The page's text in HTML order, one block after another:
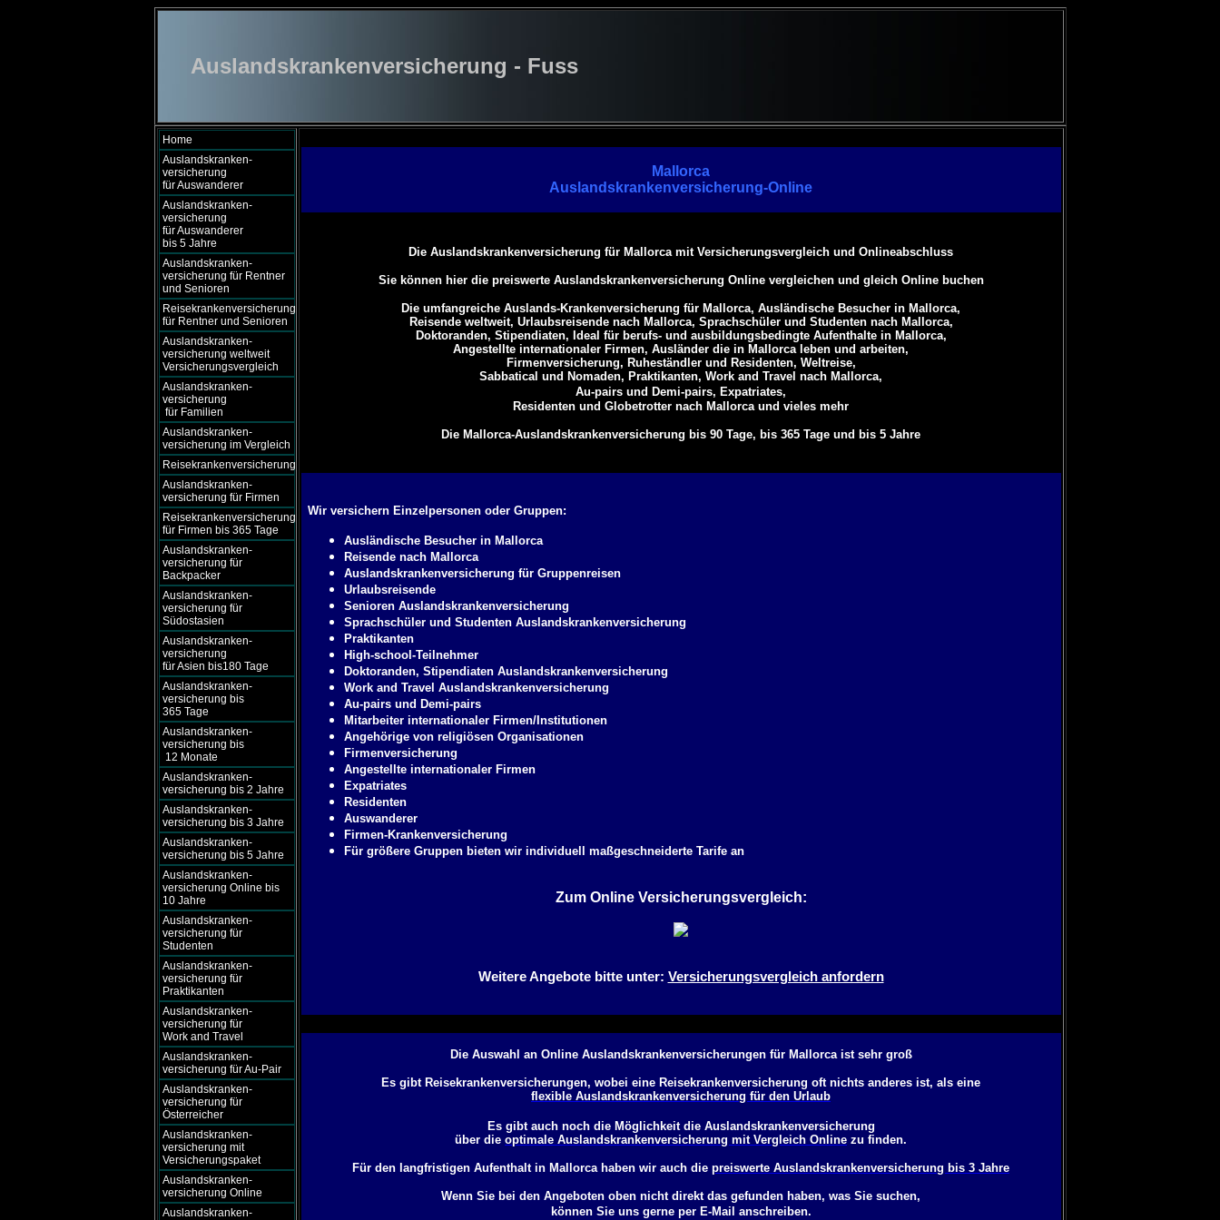
Auslandskrankenversicherung - Fuss
Home
Auslandskranken-
versicherung
für Auswanderer
Auslandskranken-
versicherung
für Auswanderer
bis 5 Jahre
Auslandskranken-
versicherung für Rentner
und Senioren
Reisekrankenversicherung
für Rentner und Senioren
Auslandskranken-
versicherung weltweit
Versicherungsvergleich
Auslandskranken-
versicherung
für Familien
Auslandskranken-
versicherung im Vergleich
Reisekrankenversicherung
Auslandskranken-
versicherung für Firmen
Reisekrankenversicherung
für Firmen bis 365 Tage
Auslandskranken-
versicherung für
Backpacker
Auslandskranken-
versicherung für
Südostasien
Auslandskranken-
versicherung
für Asien bis180 Tage
Auslandskranken-
versicherung bis
365 Tage
Auslandskranken-
versicherung bis
12 Monate
Auslandskranken-
versicherung bis 2 Jahre
Auslandskranken-
versicherung bis 3 Jahre
Auslandskranken-
versicherung bis 5 Jahre
Auslandskranken-
versicherung Online bis
10 Jahre
Auslandskranken-
versicherung für
Studenten
Auslandskranken-
versicherung für
Praktikanten
Auslandskranken-
versicherung für
Work and Travel
Auslandskranken-
versicherung für Au-Pair
Auslandskranken-
versicherung für
Österreicher
Auslandskranken-
versicherung mit
Versicherungspaket
Auslandskranken-
versicherung Online
Auslandskranken-
Mallorca
Auslandskrankenversicherung-Online
Die Auslandskrankenversicherung für Mallorca mit Versicherungsvergleich und Onlineabschluss
Sie können hier die preiswerte Auslandskrankenversicherung Online vergleichen und gleich Online buchen
Die umfangreiche Auslands-Krankenversicherung für Mallorca, Ausländische Besucher in Mallorca,
Reisende weltweit, Urlaubsreisende nach Mallorca, Sprachschüler und Studenten nach Mallorca,
Doktoranden, Stipendiaten, Ideal für berufs- und ausbildungsbedingte Aufenthalte in Mallorca,
Angestellte internationaler Firmen, Ausländer die in Mallorca leben und arbeiten,
Firmenversicherung, Ruheständler und Residenten, Weltreise,
Sabbatical und Nomaden, Praktikanten, Work and Travel nach Mallorca,
Au-pairs und Demi-pairs, Expatriates,
Residenten und Globetrotter nach Mallorca und vieles mehr
Die Mallorca-Auslandskrankenversicherung bis 90 Tage, bis 365 Tage und bis 5 Jahre
Wir versichern Einzelpersonen oder Gruppen:
Ausländische Besucher in Mallorca
Reisende nach Mallorca
Auslandskrankenversicherung für Gruppenreisen
Urlaubsreisende
Senioren Auslandskrankenversicherung
Sprachschüler und Studenten Auslandskrankenversicherung
Praktikanten
High-school-Teilnehmer
Doktoranden, Stipendiaten Auslandskrankenversicherung
Work and Travel Auslandskrankenversicherung
Au-pairs und Demi-pairs
Mitarbeiter internationaler Firmen/Institutionen
Angehörige von religiösen Organisationen
Firmenversicherung
Angestellte internationaler Firmen
Expatriates
Residenten
Auswanderer
Firmen-Krankenversicherung
Für größere Gruppen bieten wir individuell maßgeschneiderte Tarife an
Zum Online Versicherungsvergleich:
Weitere Angebote bitte unter: Versicherungsvergleich anfordern
Die Auswahl an Online Auslandskrankenversicherungen für Mallorca ist sehr groß
Es gibt Reisekrankenversicherungen, wobei eine Reisekrankenversicherung oft nichts anderes ist, als eine
flexible Auslandskrankenversicherung für den Urlaub
Es gibt auch noch die Möglichkeit die Auslandskrankenversicherung
über die optimale Auslandskrankenversicherung mit Vergleich Online zu finden.
Für den langfristigen Aufenthalt in Mallorca haben wir auch die preiswerte Auslandskrankenversicherung bis 3 Jahre
Wenn Sie bei den Angeboten oben nicht direkt das gefunden haben, was Sie suchen,
können Sie uns gerne per E-Mail anschreiben.